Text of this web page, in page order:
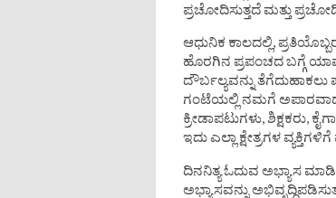
ಪ್ರಚೋದಿಸುತ್ತದೆ ಮತ್ತು
ಆಧುನಿಕ ಕಾಲದಲ್ಲಿ,
ಹೊರಗಿನ ಪ್ರಪಂಚದ ಬಗ್ಗೆ
ದೌರ್ಬಲ್ಯವನ್ನು
ಗಂಟೆಯಲ್ಲಿ ನಮಗೆ ಅಪಾರವಾದ
ಕ್ರೀಡಾಪಟುಗಳು, ಶಿಕ್ಷಕರು,
ಇದು ಎಲ್ಲಾ ಕ್ಷೇತ್ರಗಳ
ದಿನನಿತ್ಯ ಓದುವ ಅಭ್ಯಾಸ
ಅಭ್ಯಾಸವನ್ನು